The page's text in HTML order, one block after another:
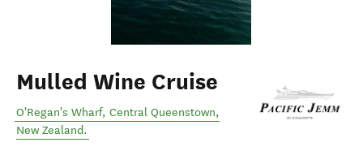
Mulled Wine Cruise
O'Regan's Wharf, Central Queenstown,
New Zealand.